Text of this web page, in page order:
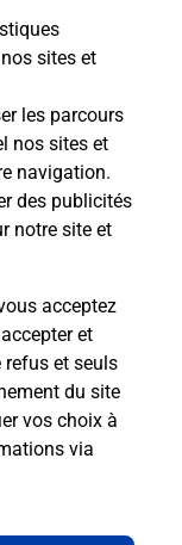
sites et
les parcours
nos sites et
navigation.
des publicités
notre site et
acceptez
et
refus et seuls
du site
vos choix à
via
contact
posées
?
?
la 5G
?